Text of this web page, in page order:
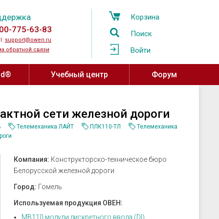
775-63-83
support@owen.ru
обратной связи
Корзина
Поиск
Войти
и
давления
датчики
устройства связи
OwenCloud
SCADA системы
OPC-серверы
Драйверы и библиотеки ОВЕН
Учебный центр
Региональные учебные центры
Онлайн-курсы на платформе Stepik
Форум
сети железной дороги
Телемеханика ЛАЙТ ПЛК110-ТЛ
Телемеханика
Компания: Конструкторско-техническое бюро
Белорусской железной дороги
Город: Гомель
Используемая продукция ОВЕН:
МВ110 модули дискретного ввода (DI)